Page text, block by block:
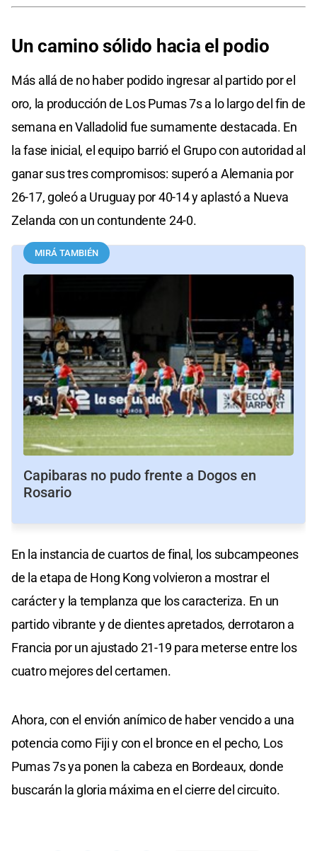
Un camino sólido hacia el podio
Más allá de no haber podido ingresar al partido por el
oro, la producción de Los Pumas 7s a lo largo del fin de
semana en Valladolid fue sumamente destacada. En
la fase inicial, el equipo barrió el Grupo con autoridad al
ganar sus tres compromisos: superó a Alemania por
26-17, goleó a Uruguay por 40-14 y aplastó a Nueva
Zelanda con un contundente 24-0.
MIRÁ TAMBIÉN
Capibaras no pudo frente a Dogos en
Rosario
En la instancia de cuartos de final, los subcampeones
de la etapa de Hong Kong volvieron a mostrar el
carácter y la templanza que los caracteriza. En un
partido vibrante y de dientes apretados, derrotaron a
Francia por un ajustado 21-19 para meterse entre los
cuatro mejores del certamen.
Ahora, con el envión anímico de haber vencido a una
potencia como Fiji y con el bronce en el pecho, Los
Pumas 7s ya ponen la cabeza en Bordeaux, donde
buscarán la gloria máxima en el cierre del circuito.